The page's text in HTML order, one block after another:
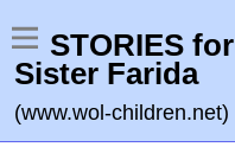
STORIES for
Sister Farida
(www.wol-children.net)